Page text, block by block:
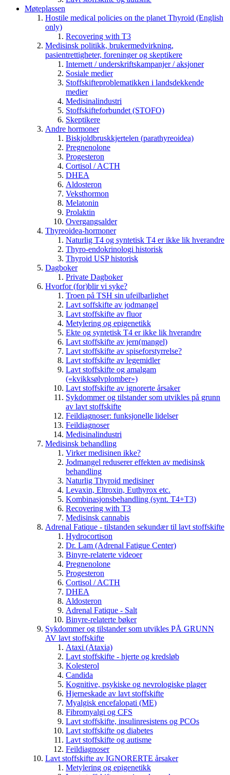
Møteplassen
Hostile medical policies on the planet Thyroid (English
only)
Recovering with T3
Medisinsk politikk, brukermedvirkning,
pasientrettigheter, foreninger og skeptikere
Internett / underskriftskampanjer / aksjoner
Sosiale medier
Stoffskifteproblematikken i landsdekkende
medier
Medisinalindustri
Stoffskifteforbundet (STOFO)
Skeptikere
Andre hormoner
Biskjoldbruskkjertelen (parathyreoidea)
Pregnenolone
Progesteron
Cortisol / ACTH
DHEA
Aldosteron
Veksthormon
Melatonin
Prolaktin
Overgangsalder
Thyreoidea-hormoner
Naturlig T4 og syntetisk T4 er ikke lik hverandre
Thyro-endokrinologi historisk
Thyroid USP historisk
Dagboker
Private Dagboker
Hvorfor (for)blir vi syke?
Troen på TSH sin ufeilbarlighet
Lavt soffskifte av jodmangel
Lavt stoffskifte av fluor
Metylering og epigenetikk
Ekte og syntetisk T4 er ikke lik hverandre
Lavt stoffskifte av jern(mangel)
Lavt stoffskifte av spiseforstyrrelse?
Lavt stoffskifte av legemidler
Lavt stoffskifte og amalgam
(«kvikksølvplomber»)
Lavt stoffskifte av ignorerte årsaker
Sykdommer og tilstander som utvikles på grunn
av lavt stoffskifte
Feildiagnoser: funksjonelle lidelser
Feildiagnoser
Medisinalindustri
Medisinsk behandling
Virker medisinen ikke?
Jodmangel reduserer effekten av medisinsk
behandling
Naturlig Thyroid medisiner
Levaxin, Eltroxin, Euthyrox etc.
Kombinasjonsbehandling (synt. T4+T3)
Recovering with T3
Medisinsk cannabis
Adrenal Fatique - tilstanden sekundær til lavt stoffskifte
Hydrocortison
Dr. Lam (Adrenal Fatigue Center)
Binyre-relaterte videoer
Pregnenolone
Progesteron
Cortisol / ACTH
DHEA
Aldosteron
Adrenal Fatique - Salt
Binyre-relaterte bøker
Sykdommer og tilstander som utvikles PÅ GRUNN
AV lavt stoffskifte
Ataxi (Ataxia)
Lavt stoffskifte - hjerte og kredsløb
Kolesterol
Candida
Kognitive, psykiske og nevrologiske plager
Hjerneskade av lavt stoffskifte
Myalgisk encefalopati (ME)
Fibromyalgi og CFS
Lavt stoffskifte, insulinresistens og PCOs
Lavt stoffskifte og diabetes
Lavt stoffskifte og autisme
Feildiagnoser
Lavt stoffskifte av IGNORERTE årsaker
Metylering og epigenetikk